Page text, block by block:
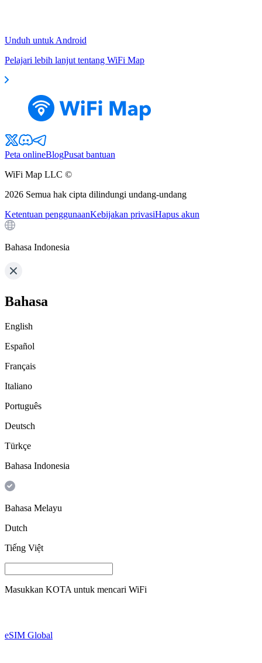
Unduh untuk Android
Pelajari lebih lanjut tentang WiFi Map
Peta onlineBlogPusat bantuan
WiFi Map LLC ©
2026 Semua hak cipta dilindungi undang-undang
Ketentuan penggunaanKebijakan privasiHapus akun
Bahasa Indonesia
Bahasa
English
Español
Français
Italiano
Português
Deutsch
Türkçe
Bahasa Indonesia
Bahasa Melayu
Dutch
Tiếng Việt
Masukkan KOTA untuk mencari WiFi
eSIM Global